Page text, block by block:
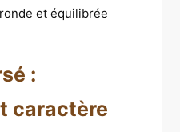
et équilibrée
:
caractère